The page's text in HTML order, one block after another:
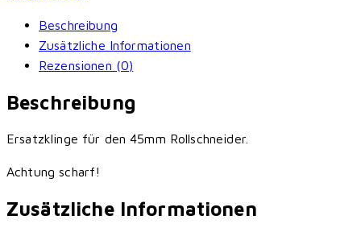
Beschreibung
Zusätzliche Informationen
Rezensionen (0)
Beschreibung
Ersatzklinge für den 45mm Rollschneider.
Achtung scharf!
Zusätzliche Informationen